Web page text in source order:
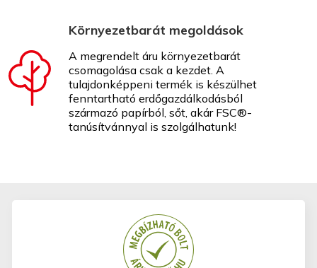
Környezetbarát megoldások
A megrendelt áru környezetbarát
csomagolása csak a kezdet. A
tulajdonképpeni termék is készülhet
fenntartható erdőgazdálkodásból
származó papírból, sőt, akár FSC®-
tanúsítvánnyal is szolgálhatunk!